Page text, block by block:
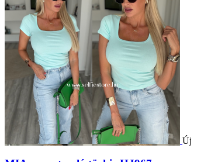
Új